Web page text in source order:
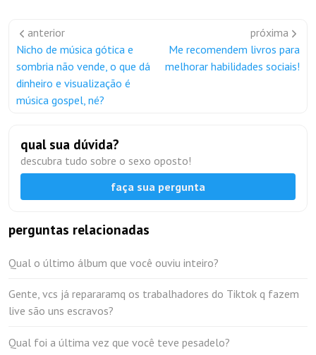
anterior
Nicho de música gótica e
sombria não vende, o que dá
dinheiro e visualização é
música gospel, né?
próxima
Me recomendem livros para
melhorar habilidades sociais!
qual sua dúvida?
descubra tudo sobre o sexo oposto!
faça sua pergunta
perguntas relacionadas
Qual o último álbum que você ouviu inteiro?
Gente, vcs já repararamq os trabalhadores do Tiktok q fazem
live são uns escravos?
Qual foi a última vez que você teve pesadelo?